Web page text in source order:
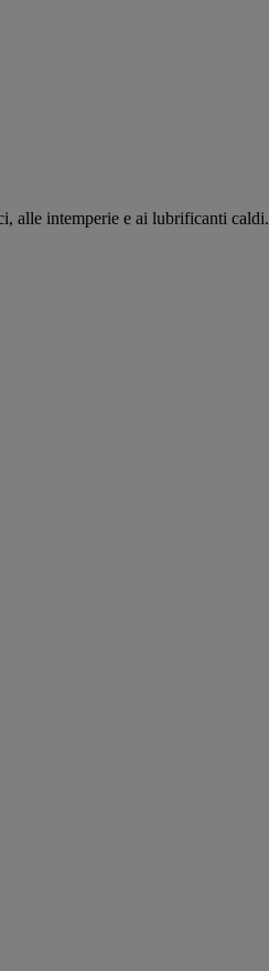
alle intemperie e ai lubrificanti caldi.